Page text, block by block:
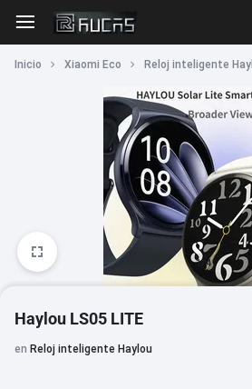
Inicio Xiaomi Eco Reloj inteligente
1/4
Haylou LS05 LITE
en Reloj inteligente Haylou